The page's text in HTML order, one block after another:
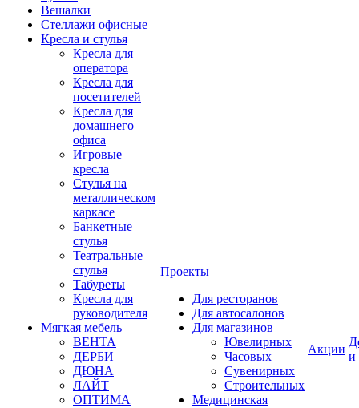
Вешалки
Стеллажи офисные
Кресла и стулья
Кресла для
оператора
Кресла для
посетителей
Кресла для
домашнего
офиса
Игровые
кресла
Стулья на
металлическом
каркасе
Банкетные
стулья
Театральные
стулья
Табуреты
Кресла для
руководителя
Мягкая мебель
ВЕНТА
ДЕРБИ
ДЮНА
ЛАЙТ
ОПТИМА
Проекты
Для ресторанов
Для автосалонов
Для магазинов
Ювелирных
Часовых
Сувенирных
Строительных
Медицинская
Акции
и